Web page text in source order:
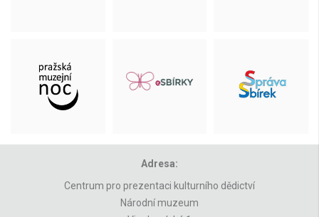
Adresa:
Centrum pro prezentaci kulturního dědictví
Národní muzeum